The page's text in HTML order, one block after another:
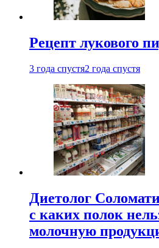
Рецепт лукового
3 года спустя2 года спустя
Диетолог
с каких полок
молочную